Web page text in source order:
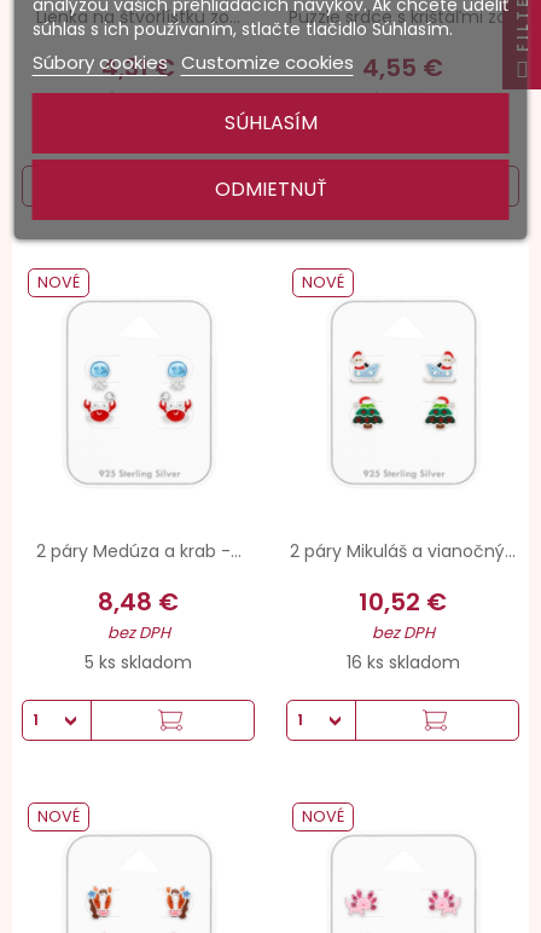
Lienka na štvorlístku zo...
4,31 €
bez DPH
Puzzle srdce s krištáľmi zo...
4,55 €
bez DPH
2 páry Medúza a krab -...
8,48 €
bez DPH
5 ks skladom
NOVÉ
2 páry Mikuláš a vianočný...
10,52 €
bez DPH
16 ks skladom
NOVÉ
NOVÉ NOVÉ
súhlas s ich používaním, stlačte tlačidlo Súhlasím.
Súbory cookies Customize cookies
ODMIETNUŤ
SÚHLASÍM
FILTER